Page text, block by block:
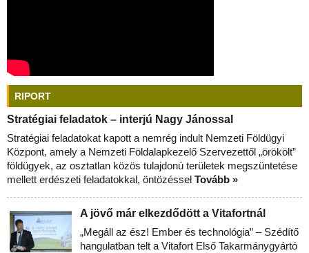
RIPORT
Stratégiai feladatok – interjú Nagy Jánossal
Stratégiai feladatokat kapott a nemrég indult Nemzeti Földügyi
Központ, amely a Nemzeti Földalapkezelő Szervezettől „örökölt”
földügyek, az osztatlan közös tulajdonú területek megszüntetése
mellett erdészeti feladatokkal, öntözéssel Tovább »
A jövő már elkezdődött a Vitafortnál
„Megáll az ész! Ember és technológia” – Szédítő
hangulatban telt a Vitafort Első Takarmánygyártó